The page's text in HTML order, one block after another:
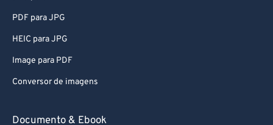
PDF para JPG
HEIC para JPG
Image para PDF
Conversor de imagens
Documento & Ebook